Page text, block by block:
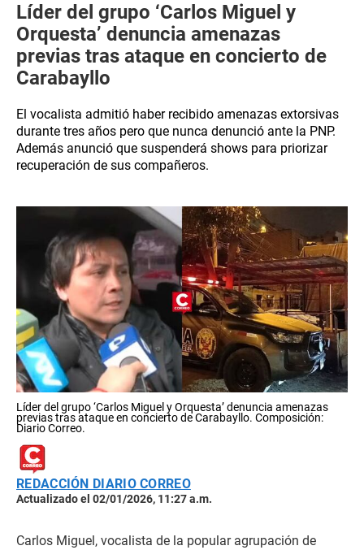
Líder del grupo ‘Carlos Miguel y
Orquesta’ denuncia amenazas
previas tras ataque en concierto de
Carabayllo
El vocalista admitió haber recibido amenazas extorsivas
durante tres años pero que nunca denunció ante la PNP.
Además anunció que suspenderá shows para priorizar
recuperación de sus compañeros.
Líder del grupo ‘Carlos Miguel y Orquesta’ denuncia amenazas
previas tras ataque en concierto de Carabayllo. Composición:
Diario Correo.
REDACCIÓN DIARIO CORREO
Actualizado el 02/01/2026, 11:27 a.m.
Carlos Miguel, vocalista de la popular agrupación de